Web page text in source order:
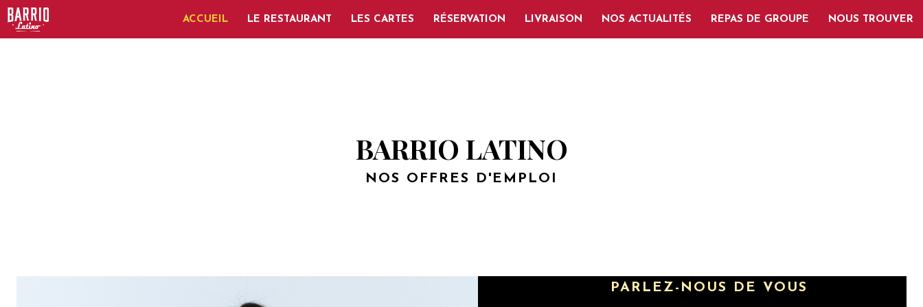
ACCUEIL LE RESTAURANT LES CARTES RÉSERVATION LIVRAISON NOS ACTUALITÉS REPAS DE GROUPE NOUS TROUVER
BARRIO LATINO
NOS OFFRES D'EMPLOI
PARLEZ-NOUS DE VOUS